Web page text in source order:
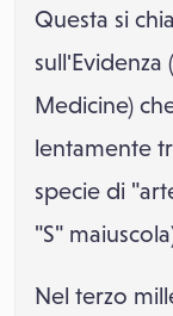
Questa si
sull'Evidenza
Medicine)
lentamente
specie di
"S"
Nel terzo